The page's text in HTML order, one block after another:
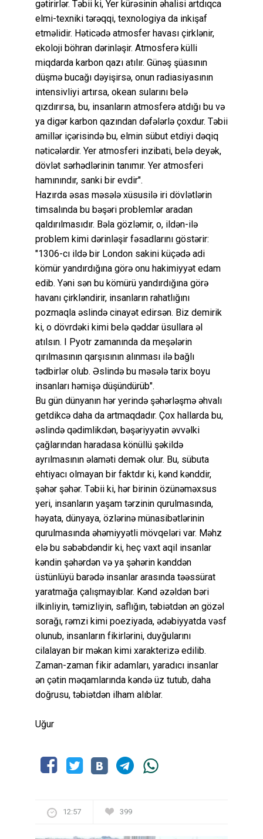
gətirirlər. Təbii ki, Yer kürəsinin əhalisi artdıqca
elmi-texniki tərəqqi, texnologiya da inkişaf
etməlidir. Həticədə atmosfer havası çirklənir,
ekoloji böhran dərinləşir. Atmosferə külli
miqdarda karbon qazı atılır. Günəş şüasının
düşmə bucağı dəyişirsə, onun radiasiyasının
intensivliyi artırsa, okean sularını belə
qızdırırsa, bu, insanların atmosferə atdığı bu və
ya digər karbon qazından dəfələrlə çoxdur. Təbii
amillər içərisində bu, elmin sübut etdiyi dəqiq
nəticələrdir. Yer atmosferi inzibati, belə deyək,
dövlət sərhədlərinin tanımır. Yer atmosferi
hamınındır, sanki bir evdir".
Hazırda əsas məsələ xüsusilə iri dövlətlərin
timsalında bu bəşəri problemlər aradan
qaldırılmasıdır. Bəla gözləmir, o, ildən-ilə
problem kimi dərinləşir fəsadlarını göstərir:
"1306-cı ildə bir London sakini küçədə adi
kömür yandırdığına görə onu hakimiyyət edam
edib. Yəni sən bu kömürü yandırdığına görə
havanı çirkləndirir, insanların rahatlığını
pozmaqla əslində cinayət edirsən. Biz demirik
ki, o dövrdəki kimi belə qəddar üsullara əl
atılsın. I Pyotr zamanında da meşələrin
qırılmasının qarşısının alınması ilə bağlı
tədbirlər olub. Əslində bu məsələ tarix boyu
insanları həmişə düşündürüb".
Bu gün dünyanın hər yerində şəhərləşmə əhvalı
getdikcə daha da artmaqdadır. Çox hallarda bu,
əslində qədimlikdən, bəşəriyyətin əvvəlki
çağlarından haradasa könüllü şəkildə
ayrılmasının əlaməti demək olur. Bu, sübuta
ehtiyacı olmayan bir faktdır ki, kənd kənddir,
şəhər şəhər. Təbii ki, hər birinin özünəməxsus
yeri, insanların yaşam tərzinin qurulmasında,
həyata, dünyaya, özlərinə münasibətlərinin
qurulmasında əhəmiyyətli mövqeləri var. Məhz
elə bu səbəbdəndir ki, heç vaxt aqil insanlar
kəndin şəhərdən və ya şəhərin kənddən
üstünlüyü barədə insanlar arasında təəssürat
yaratmağa çalışmayıblar. Kənd əzəldən bəri
ilkinliyin, təmizliyin, saflığın, təbiətdən ən gözəl
sorağı, rəmzi kimi poeziyada, ədəbiyyatda vəsf
olunub, insanların fikirlərini, duyğularını
cilalayan bir məkan kimi xarakterizə edilib.
Zaman-zaman fikir adamları, yaradıcı insanlar
ən çətin məqamlarında kəndə üz tutub, daha
doğrusu, təbiətdən ilham alıblar.
Uğur
12:57 399